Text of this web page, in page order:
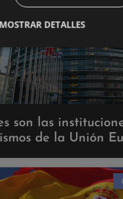
son las
de la Unión
MOSTRAR DETALLES